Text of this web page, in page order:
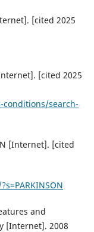
[cited 2025
[cited 2025
search-
[Internet]. [cited
and
[Internet]. 2008